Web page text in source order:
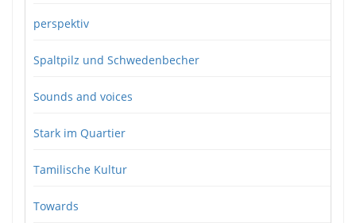
perspektiv
Spaltpilz und Schwedenbecher
Sounds and voices
Stark im Quartier
Tamilische Kultur
Towards